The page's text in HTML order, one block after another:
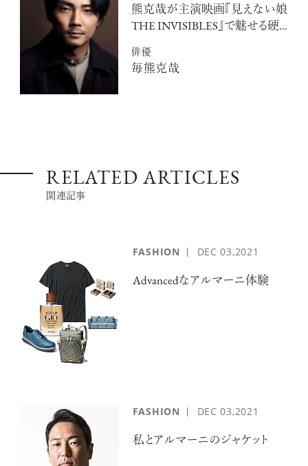
熊克哉が主演映画『見えない娘
THE INVISIBLES』で魅せる硬
俳優
毎熊克哉
RELATED ARTICLES
関連記事
FASHION DEC 03,2021
Advancedなアルマーニ体験
FASHION DEC 03,2021
私とアルマーニのジャケット